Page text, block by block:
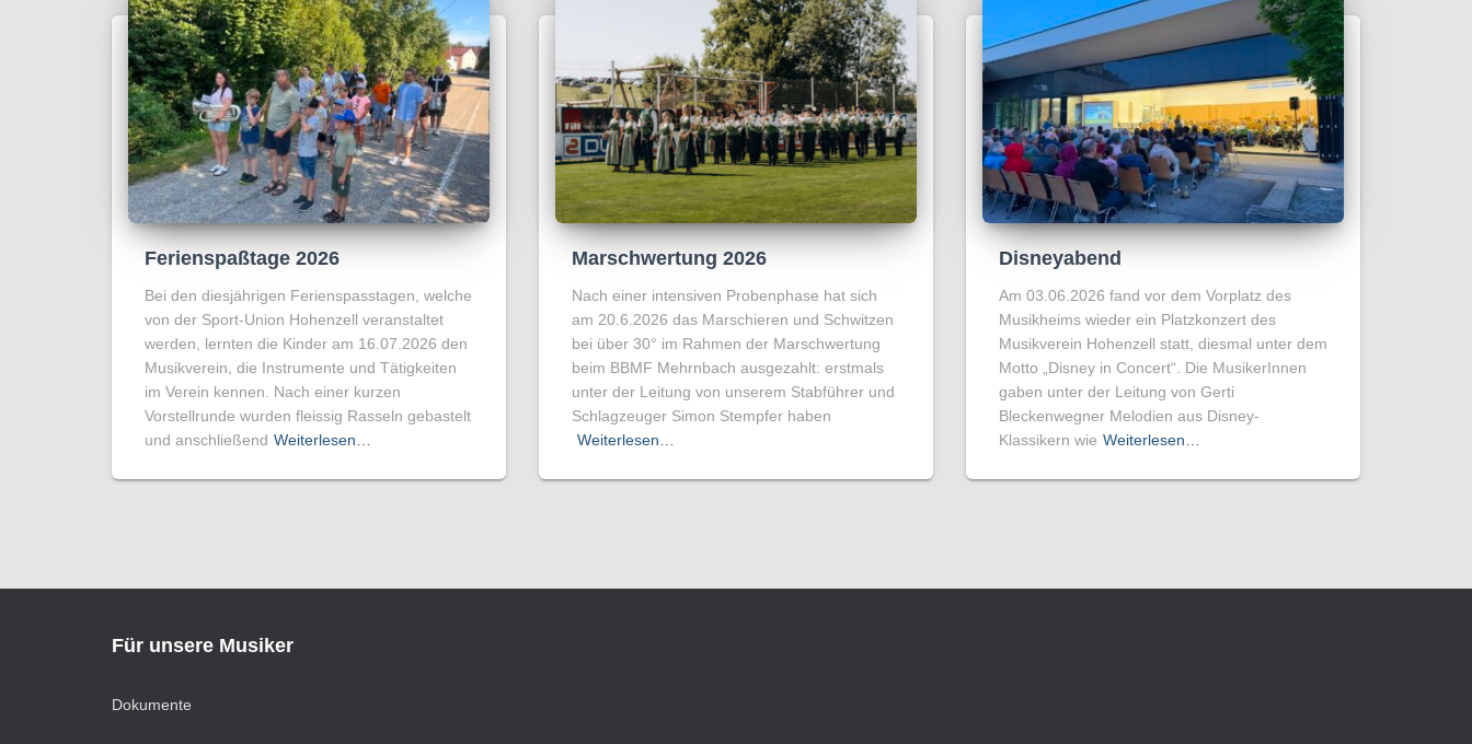
Ferienspaßtage 2026
Bei den diesjährigen Ferienspasstagen, welche
von der Sport-Union Hohenzell veranstaltet
werden, lernten die Kinder am 16.07.2026 den
Musikverein, die Instrumente und Tätigkeiten
im Verein kennen. Nach einer kurzen
Vorstellrunde wurden fleissig Rasseln gebastelt
und anschließend Weiterlesen…
Marschwertung 2026
Nach einer intensiven Probenphase hat sich
am 20.6.2026 das Marschieren und Schwitzen
bei über 30° im Rahmen der Marschwertung
beim BBMF Mehrnbach ausgezahlt: erstmals
unter der Leitung von unserem Stabführer und
Schlagzeuger Simon Stempfer haben
Weiterlesen…
Disneyabend
Am 03.06.2026 fand vor dem Vorplatz des
Musikheims wieder ein Platzkonzert des
Musikverein Hohenzell statt, diesmal unter dem
Motto „Disney in Concert“. Die MusikerInnen
gaben unter der Leitung von Gerti
Bleckenwegner Melodien aus Disney-
Klassikern wie Weiterlesen…
Für unsere Musiker
Dokumente